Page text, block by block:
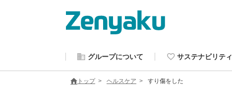
グループについて サステナビリティ
トップ ヘルスケア すり傷をした